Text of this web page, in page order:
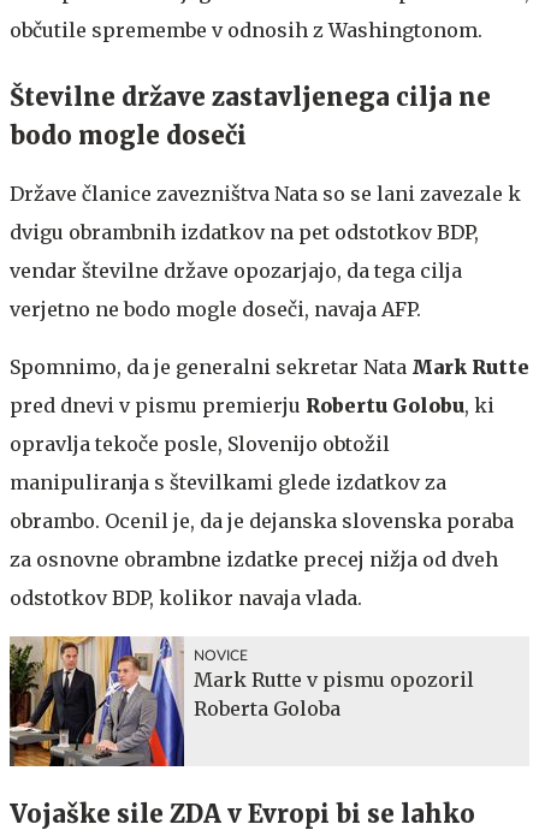
občutile spremembe v odnosih z Washingtonom.
Številne države zastavljenega cilja ne
bodo mogle doseči
Države članice zavezništva Nata so se lani zavezale k
dvigu obrambnih izdatkov na pet odstotkov BDP,
vendar številne države opozarjajo, da tega cilja
verjetno ne bodo mogle doseči, navaja AFP.
Spomnimo, da je generalni sekretar Nata Mark Rutte
pred dnevi v pismu premierju Robertu Golobu, ki
opravlja tekoče posle, Slovenijo obtožil
manipuliranja s številkami glede izdatkov za
obrambo. Ocenil je, da je dejanska slovenska poraba
za osnovne obrambne izdatke precej nižja od dveh
odstotkov BDP, kolikor navaja vlada.
NOVICE
Mark Rutte v pismu opozoril
Roberta Goloba
Vojaške sile ZDA v Evropi bi se lahko